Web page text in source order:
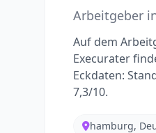
Arbeitgeber
Auf dem
Execurater
Eckdaten:
7,3/10.
hamburg,